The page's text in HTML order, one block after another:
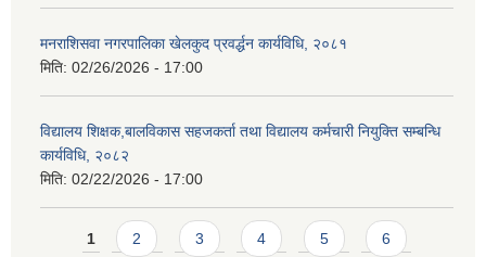
मनराशिसवा नगरपालिका खेलकुद प्रवर्द्धन कार्यविधि, २०८१
मिति: 02/26/2026 - 17:00
विद्यालय शिक्षक,बालविकास सहजकर्ता तथा विद्यालय कर्मचारी नियुक्ति सम्बन्धि
कार्यविधि, २०८२
मिति: 02/22/2026 - 17:00
Pages
1 2 3 4 5 6